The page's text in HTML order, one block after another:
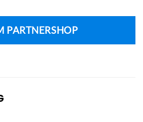
PARTNERSHOP